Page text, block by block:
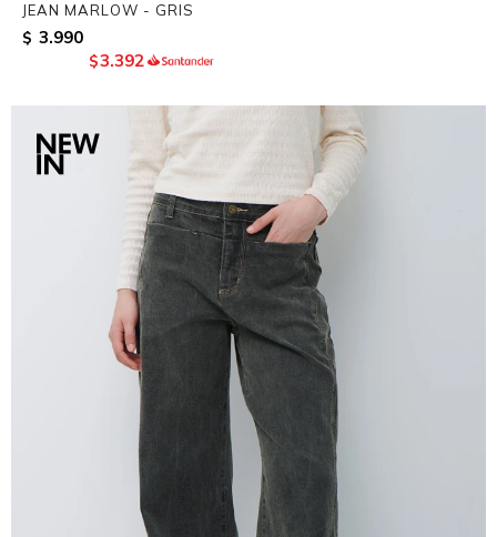
JEAN MARLOW - GRIS
$ 3.990
$3.392